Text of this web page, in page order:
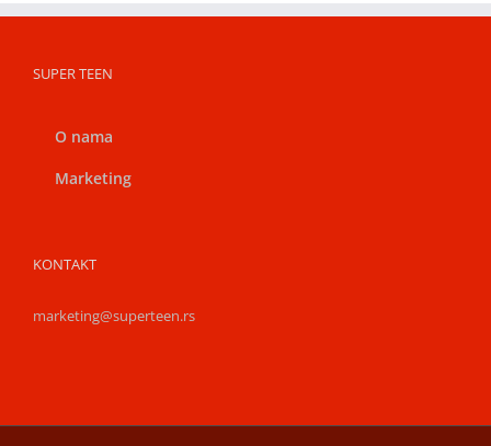
SUPER TEEN
O nama
Marketing
KONTAKT
marketing@superteen.rs